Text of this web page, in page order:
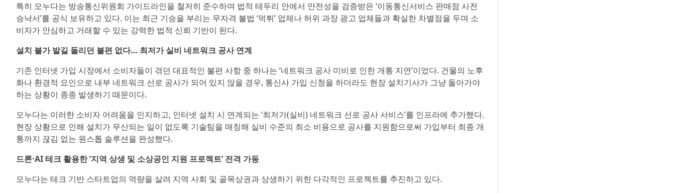
특히 모누다는 방송통신위원회 가이드라인을 철저히 준수하며 법적 테두리 안에서 안전성을 검증받은 ‘이동통신서비스 판매점 사전
승낙서’를 공식 보유하고 있다. 이는 최근 기승을 부리는 무자격 불법 ‘먹튀’ 업체나 허위 과장 광고 업체들과 확실한 차별점을 두며 소
비자가 안심하고 거래할 수 있는 강력한 법적 신뢰 기반이 된다.
설치 불가 발길 돌리던 불편 없다… 최저가 실비 네트워크 공사 연계
기존 인터넷 가입 시장에서 소비자들이 겪던 대표적인 불편 사항 중 하나는 ‘네트워크 공사 미비로 인한 개통 지연’이었다. 건물의 노후
화나 환경적 요인으로 내부 네트워크 선로 공사가 되어 있지 않을 경우, 통신사 가입 신청을 하더라도 현장 설치기사가 그냥 돌아가야
하는 상황이 종종 발생하기 때문이다.
모누다는 이러한 소비자 어려움을 인지하고, 인터넷 설치 시 연계되는 ‘최저가(실비) 네트워크 선로 공사 서비스’를 인프라에 추가했다.
현장 상황으로 인해 설치가 무산되는 일이 없도록 기술팀을 매칭해 실비 수준의 최소 비용으로 공사를 지원함으로써 가입부터 최종 개
통까지 끊김 없는 원스톱 솔루션을 완성했다.
드론·AI 테크 활용한 ‘지역 상생 및 소상공인 지원 프로젝트’ 전격 가동
모누다는 테크 기반 스타트업의 역량을 살려 지역 사회 및 골목상권과 상생하기 위한 다각적인 프로젝트를 추진하고 있다.